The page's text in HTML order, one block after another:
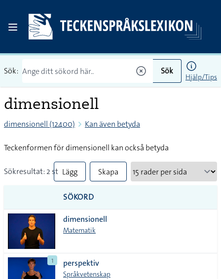
Sök: Sök
Hjälp/Tips
dimensionell
dimensionell (12400) Kan även betyda
Teckenformen för dimensionell kan också betyda
Sökresultat: 2 st Lägg
till
alla i
lista
Skapa
SÖKORD
dimensionell
Matematik
1 perspektiv
Språkvetenskap